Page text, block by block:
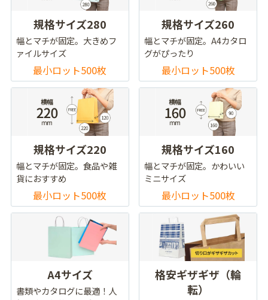
規格サイズ280
幅とマチが固定。大きめフ
ァイルサイズ
最小ロット500枚
規格サイズ260
幅とマチが固定。A4カタロ
グがぴったり
最小ロット500枚
規格サイズ220
幅とマチが固定。食品や雑
貨におすすめ
最小ロット500枚
規格サイズ160
幅とマチが固定。かわいい
ミニサイズ
最小ロット500枚
A4サイズ
書類やカタログに最適！人
格安ギザギザ（輪
転）